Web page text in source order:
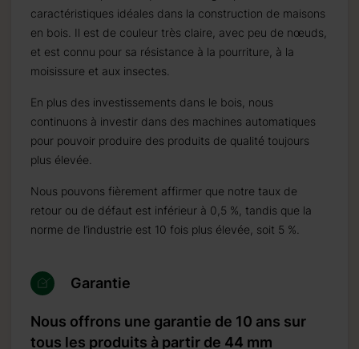
caractéristiques idéales dans la construction de maisons
en bois. Il est de couleur très claire, avec peu de nœuds,
et est connu pour sa résistance à la pourriture, à la
moisissure et aux insectes.
En plus des investissements dans le bois, nous
continuons à investir dans des machines automatiques
pour pouvoir produire des produits de qualité toujours
plus élevée.
Nous pouvons fièrement affirmer que notre taux de
retour ou de défaut est inférieur à 0,5 %, tandis que la
norme de l’industrie est 10 fois plus élevée, soit 5 %.
Garantie
Nous offrons une garantie de 10 ans sur
tous les produits à partir de 44 mm